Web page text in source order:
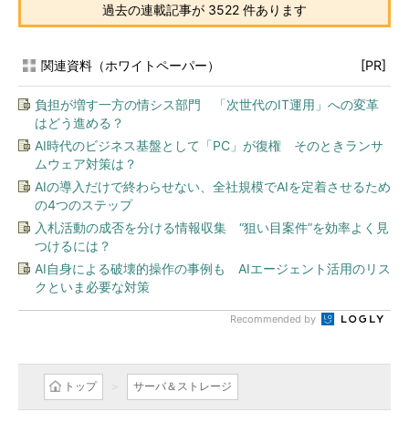
過去の連載記事が 3522 件あります
関連資料（ホワイトペーパー） [PR]
負担が増す一方の情シス部門 「次世代のIT運用」への変革
はどう進める？
AI時代のビジネス基盤として「PC」が復権 そのときランサ
ムウェア対策は？
AIの導入だけで終わらせない、全社規模でAIを定着させるため
の4つのステップ
入札活動の成否を分ける情報収集 “狙い目案件”を効率よく見
つけるには？
AI自身による破壊的操作の事例も AIエージェント活用のリス
クといま必要な対策
Recommended by
トップ サーバ＆ストレージ